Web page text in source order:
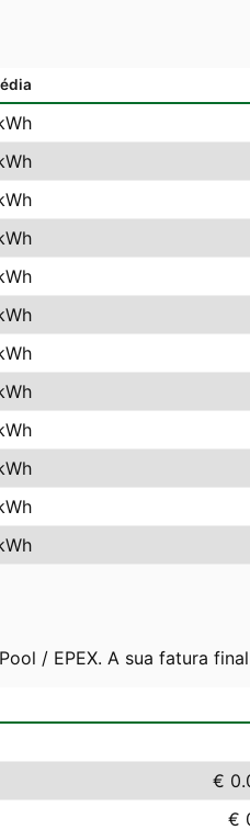
/ EPEX. A sua fatura
€
€